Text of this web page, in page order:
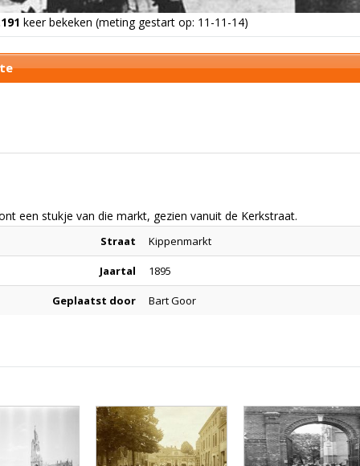
keer bekeken (meting gestart op: 11-11-14)
een stukje van die markt, gezien vanuit de Kerkstraat.
Straat Kippenmarkt
Jaartal 1895
Geplaatst door Bart Goor